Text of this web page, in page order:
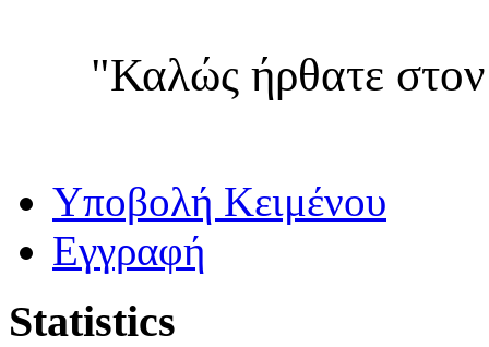
"Καλώς ήρθατε
Yποβολή Κειμένου
Εγγραφή
Statistics